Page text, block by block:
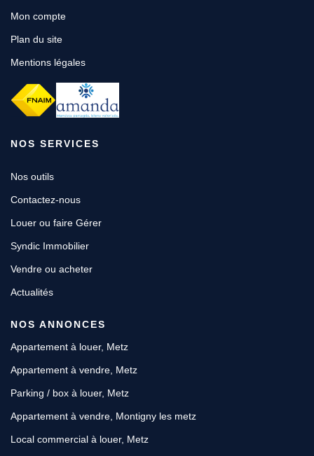
Mon compte
Plan du site
Mentions légales
NOS SERVICES
Nos outils
Contactez-nous
Louer ou faire Gérer
Syndic Immobilier
Vendre ou acheter
Actualités
NOS ANNONCES
Appartement à louer, Metz
Appartement à vendre, Metz
Parking / box à louer, Metz
Appartement à vendre, Montigny les metz
Local commercial à louer, Metz